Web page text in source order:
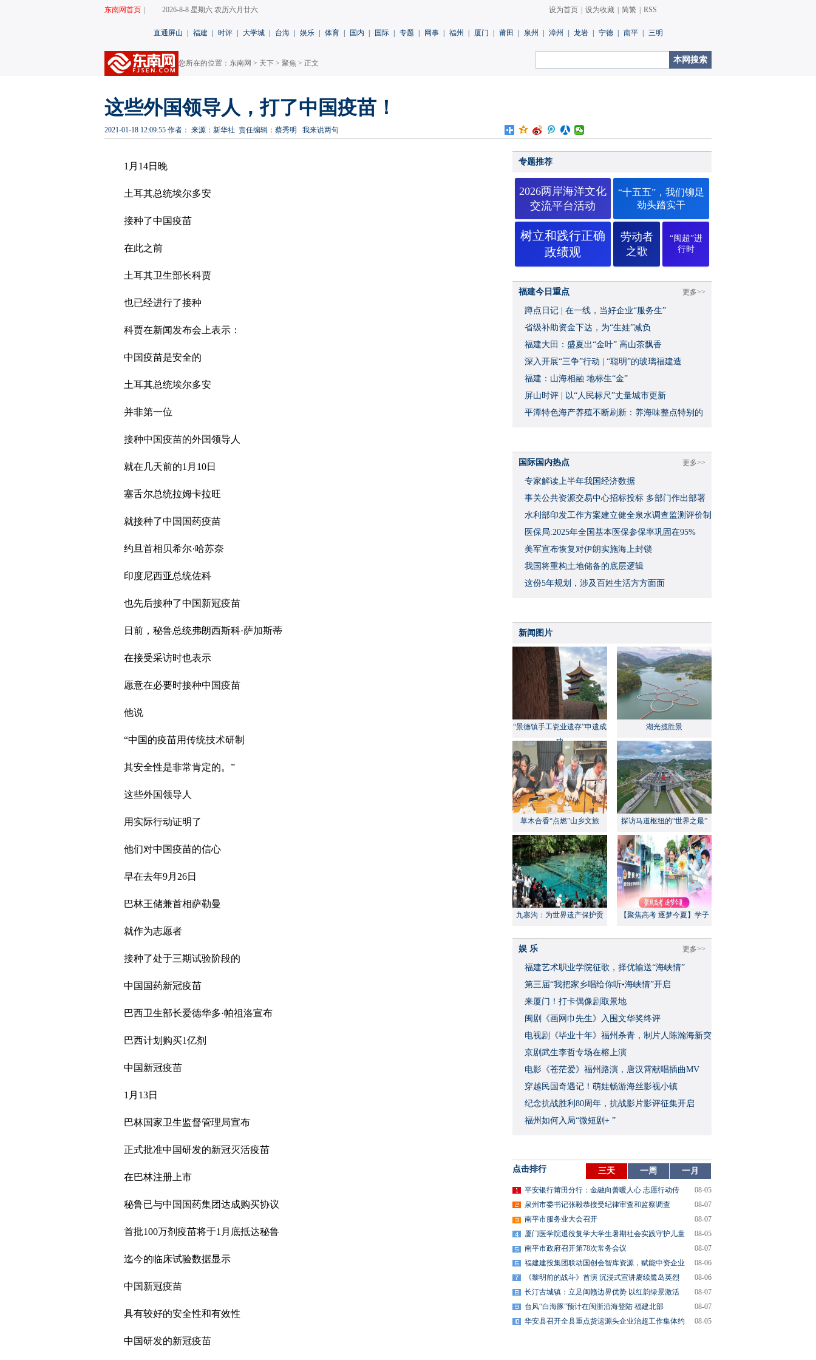
东南网首页 2026-8-8 星期六 农历六月廿六 设为首页 设为收藏 简繁 RSS
直通屏山 福建 时评 大学城 台海 娱乐 体育 国内 国际 专题 网事 福州 厦门 莆田 泉州 漳州 龙岩 宁德 南平 三明
您所在的位置： 东南网 > 天下 > 聚焦 > 正文
这些外国领导人，打了中国疫苗！
2021-01-18 12:09:55 作者： 来源：新华社 责任编辑：蔡秀明 我来说两句
1月14日晚
土耳其总统埃尔多安
接种了中国疫苗
在此之前
土耳其卫生部长科贾
也已经进行了接种
科贾在新闻发布会上表示：
中国疫苗是安全的
土耳其总统埃尔多安
并非第一位
接种中国疫苗的外国领导人
就在几天前的1月10日
塞舌尔总统拉姆卡拉旺
就接种了中国国药疫苗
约旦首相贝希尔·哈苏奈
印度尼西亚总统佐科
也先后接种了中国新冠疫苗
日前，秘鲁总统弗朗西斯科·萨加斯蒂
在接受采访时也表示
愿意在必要时接种中国疫苗
他说
“中国的疫苗用传统技术研制
其安全性是非常肯定的。”
这些外国领导人
用实际行动证明了
他们对中国疫苗的信心
早在去年9月26日
巴林王储兼首相萨勒曼
就作为志愿者
接种了处于三期试验阶段的
中国国药新冠疫苗
巴西卫生部长爱德华多·帕祖洛宣布
巴西计划购买1亿剂
中国新冠疫苗
1月13日
巴林国家卫生监督管理局宣布
正式批准中国研发的新冠灭活疫苗
在巴林注册上市
秘鲁已与中国国药集团达成购买协议
首批100万剂疫苗将于1月底抵达秘鲁
迄今的临床试验数据显示
中国新冠疫苗
具有较好的安全性和有效性
中国研发的新冠疫苗
专题推荐
2026两岸海洋文化
交流平台活动
“十五五”，我们铆足
劲头踏实干
树立和践行正确
政绩观
劳动者
之歌
“闽超”进
行时
更多>>
福建今日重点
蹲点日记 | 在一线，当好企业“服务生”
省级补助资金下达，为“生娃”减负
福建大田：盛夏出“金叶” 高山茶飘香
深入开展“三争”行动 | “聪明”的玻璃福建造
福建：山海相融 地标生“金”
屏山时评 | 以“人民标尺”丈量城市更新
平潭特色海产养殖不断刷新：养海味整点特别的
更多>>
国际国内热点
专家解读上半年我国经济数据
事关公共资源交易中心招标投标 多部门作出部署
水利部印发工作方案建立健全泉水调查监测评价制
度
医保局:2025年全国基本医保参保率巩固在95%
美军宣布恢复对伊朗实施海上封锁
我国将重构土地储备的底层逻辑
这份5年规划，涉及百姓生活方方面面
新闻图片
“景德镇手工瓷业遗存”申遗成
功
湖光揽胜景
草木合香“点燃”山乡文旅 探访马道枢纽的“世界之最”
九寨沟：为世界遗产保护贡
【聚焦高考 逐梦今夏】学子
更多>>
娱 乐
福建艺术职业学院征歌，择优输送“海峡情”
​第三届“我把家乡唱给你听•海峡情”开启
来厦门！打卡偶像剧取景地
闽剧《画网巾先生》入围文华奖终评
​电视剧《毕业十年》福州杀青，制片人陈瀚海新突
破
京剧武生李哲专场在榕上演
​电影《苍茫爱》福州路演，唐汉霄献唱插曲MV
穿越民国奇遇记！萌娃畅游海丝影视小镇
​纪念抗战胜利80周年，抗战影片影评征集开启
福州如何入局“微短剧+ ”
点击排行 三天 一周 一月
平安银行莆田分行：金融向善暖人心 志愿行动传
08-05
泉州市委书记张毅恭接受纪律审查和监察调查
08-07
南平市服务业大会召开
08-07
厦门医学院退役复学大学生暑期社会实践守护儿童
08-05
南平市政府召开第78次常务会议
08-07
福建建投集团联动国创会智库资源，赋能中资企业
08-06
《黎明前的战斗》首演 沉浸式宣讲赓续鹭岛英烈
08-06
长汀古城镇：立足闽赣边界优势 以红韵绿景激活
08-07
台风“白海豚”预计在闽浙沿海登陆 福建北部
08-07
华安县召开全县重点货运源头企业治超工作集体约
08-05